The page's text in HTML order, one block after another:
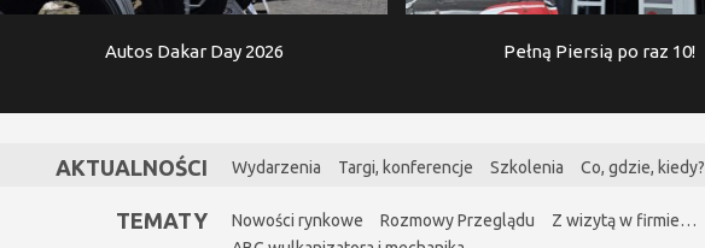
Autos Dakar Day 2026 Pełną Piersią po raz 10!
AKTUALNOŚCI Wydarzenia Targi, konferencje Szkolenia Co, gdzie, kiedy?
TEMATY Nowości rynkowe Rozmowy Przeglądu Z wizytą w firmie…